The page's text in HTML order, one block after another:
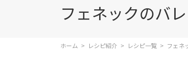
フェネックのバ
ホーム > レシピ紹介 > レシピ一覧 > フェネ